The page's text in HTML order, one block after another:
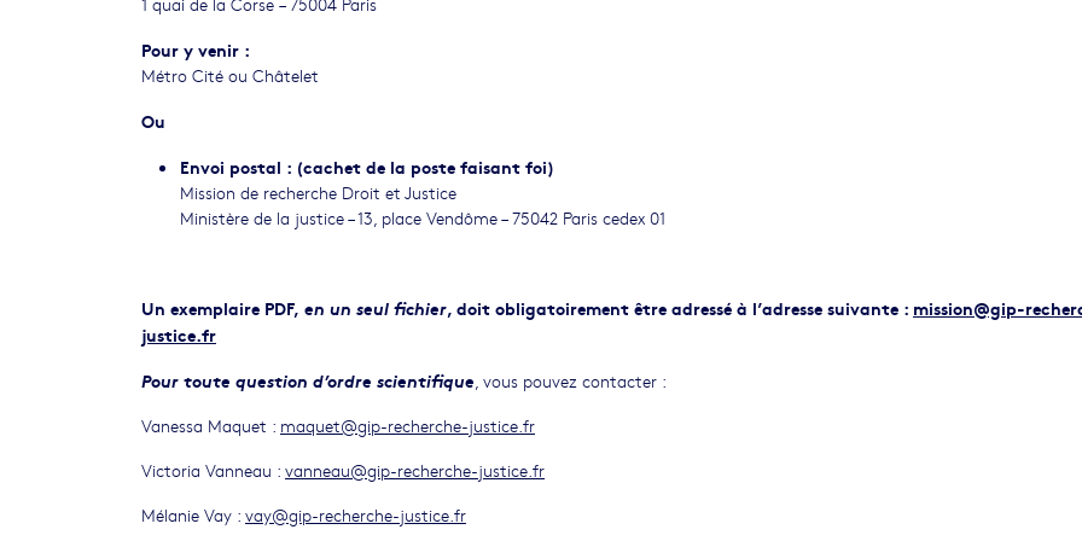
Pour y venir :
Métro Cité ou Châtelet
Ou
Envoi postal : (cachet de la poste faisant foi)
Mission de recherche Droit et Justice
Ministère de la justice – 13, place Vendôme – 75042 Paris cedex 01
Un exemplaire PDF, en un seul fichier, doit obligatoirement être adressé à l’adresse suivante : mission@gip-
justice.fr
Pour toute question d’ordre scientifique , vous pouvez contacter :
Vanessa Maquet : maquet@gip-recherche-justice.fr
Victoria Vanneau : vanneau@gip-recherche-justice.fr
Mélanie Vay : vay@gip-recherche-justice.fr